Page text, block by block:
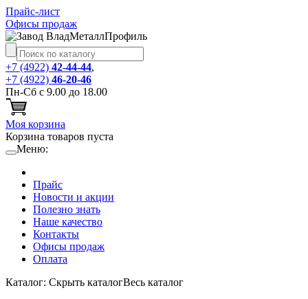
Прайс-лист
Офисы продаж
+7 (4922) 42-44-44,
+7 (4922) 46-20-46
Пн-Сб с 9.00 до 18.00
Моя корзина
Корзина товаров пуста
Меню:
Прайс
Новости и акции
Полезно знать
Наше качество
Контакты
Офисы продаж
Оплата
Каталог: Cкрыть каталогВесь каталог